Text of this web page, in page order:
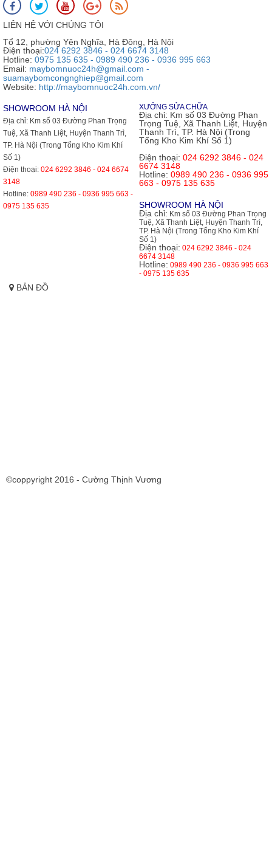
LIÊN HỆ VỚI CHÚNG TÔI
Tổ 12, phường Yên Nghĩa, Hà Đông, Hà Nội
Điện thoại:024 6292 3846 - 024 6674 3148
Hotline: 0975 135 635 - 0989 490 236 - 0936 995 663
Email: maybomnuoc24h@gmail.com -
suamaybomcongnghiep@gmail.com
Website: http://maybomnuoc24h.com.vn/
SHOWROOM HÀ NỘI
Địa chỉ: Km số 03 Đường Phan Trọng
Tuệ, Xã Thanh Liệt, Huyện Thanh Trì,
TP. Hà Nội (Trong Tổng Kho Kim Khí
Số 1)
Điện thoại: 024 6292 3846 - 024 6674
3148
Hotline: 0989 490 236 - 0936 995 663 -
0975 135 635
XƯỞNG SỬA CHỮA
Địa chỉ: Km số 03 Đường Phan
Trọng Tuệ, Xã Thanh Liệt, Huyện
Thanh Trì, TP. Hà Nội (Trong
Tổng Kho Kim Khí Số 1)
Điện thoại: 024 6292 3846 - 024
6674 3148
Hotline: 0989 490 236 - 0936 995
663 - 0975 135 635
SHOWROOM HÀ NỘI
Địa chỉ: Km số 03 Đường Phan Trọng
Tuệ, Xã Thanh Liệt, Huyện Thanh Trì,
TP. Hà Nội (Trong Tổng Kho Kim Khí
Số 1)
Điện thoại: 024 6292 3846 - 024
6674 3148
Hotline: 0989 490 236 - 0936 995 663
- 0975 135 635
BẢN ĐỒ
©coppyright 2016 - Cường Thịnh Vương